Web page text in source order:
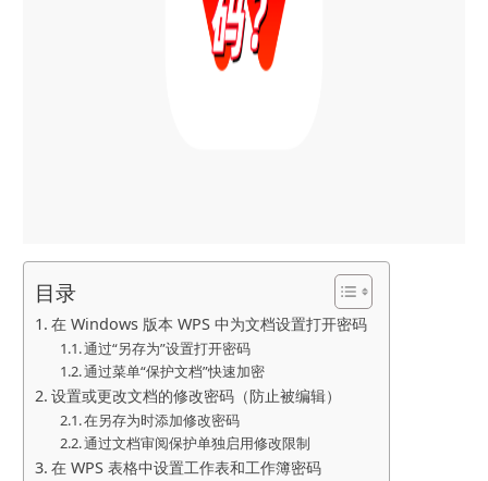
目录
在 Windows 版本 WPS 中为文档设置打开密码
通过“另存为”设置打开密码
通过菜单“保护文档”快速加密
设置或更改文档的修改密码（防止被编辑）
在另存为时添加修改密码
通过文档审阅保护单独启用修改限制
在 WPS 表格中设置工作表和工作簿密码